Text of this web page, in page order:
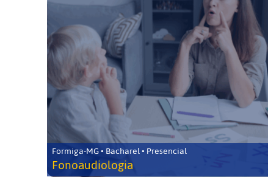
Formiga-MG • Bacharel • Presencial
Fonoaudiologia